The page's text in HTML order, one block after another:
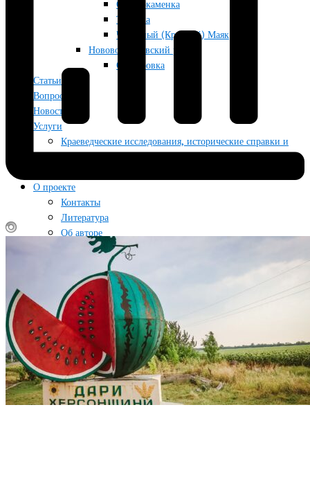
Отрадокаменка
Тягинка
Червоный (Красный) Маяк
Нововоронцовский район
Осокоровка
Статьи
Вопрос/ответ
Новости
Услуги
Краеведческие исследования, исторические справки и
О проекте
Контакты
Литература
Об авторе
Поддержать проект
Условия использования материалов сайта
Гид по жизни
Туризм